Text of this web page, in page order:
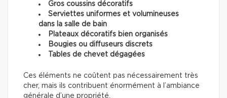
Gros coussins décoratifs
Serviettes uniformes et volumineuses
dans la salle de bain
Plateaux décoratifs bien organisés
Bougies ou diffuseurs discrets
Tables de chevet dégagées
Ces éléments ne coûtent pas nécessairement très
cher, mais ils contribuent énormément à l’ambiance
générale d’une propriété.